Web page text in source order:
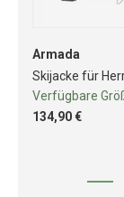
Armada
Skijacke für
Verfügbare
134,90 €